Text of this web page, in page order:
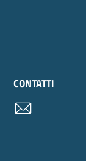
CONTATTI